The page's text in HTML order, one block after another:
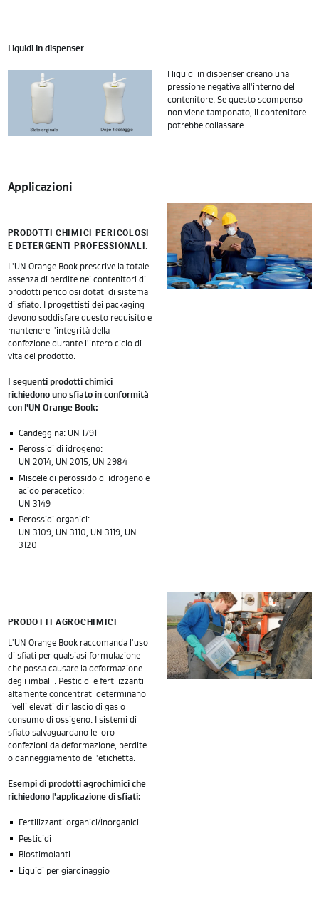
Liquidi in dispenser
I liquidi in dispenser creano una
pressione negativa all'interno del
contenitore. Se questo scompenso
non viene tamponato, il contenitore
potrebbe collassare.
Applicazioni
PRODOTTI CHIMICI PERICOLOSI
E DETERGENTI PROFESSIONALI.
L'UN Orange Book prescrive la totale
assenza di perdite nei contenitori di
prodotti pericolosi dotati di sistema
di sfiato. I progettisti dei packaging
devono soddisfare questo requisito e
mantenere l'integrità della
confezione durante l'intero ciclo di
vita del prodotto.
I seguenti prodotti chimici
richiedono uno sfiato in conformità
con l'UN Orange Book:
Candeggina: UN 1791
Perossidi di idrogeno:
UN 2014, UN 2015, UN 2984
Miscele di perossido di idrogeno e
acido peracetico:
UN 3149
Perossidi organici:
UN 3109, UN 3110, UN 3119, UN
3120
PRODOTTI AGROCHIMICI
L'UN Orange Book raccomanda l'uso
di sfiati per qualsiasi formulazione
che possa causare la deformazione
degli imballi. Pesticidi e fertilizzanti
altamente concentrati determinano
livelli elevati di rilascio di gas o
consumo di ossigeno. I sistemi di
sfiato salvaguardano le loro
confezioni da deformazione, perdite
o danneggiamento dell'etichetta.
Esempi di prodotti agrochimici che
richiedono l'applicazione di sfiati:
Fertilizzanti organici/inorganici
Pesticidi
Biostimolanti
Liquidi per giardinaggio